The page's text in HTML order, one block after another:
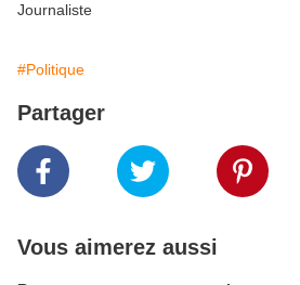
Journaliste
#Politique
Partager
Vous aimerez aussi